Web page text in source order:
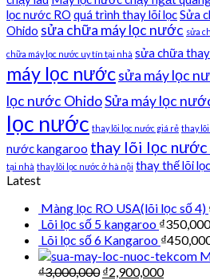
lọc nước RO quá trình thay lõi lọcSửa
Ohido sửa chữa máy lọc nước sửa
chữa máy lọc nước uy tín tại nhà sửa chữa
máy lọc nướcsửa máy lọc
lọc nước OhidoSửa máy lọc
lọc nước thay lõi lọc nước giá rẻ thay
nước kangaroo thay lõi lọc nước
tại nhà thay lõi lọc nước ở hà nội thay thế lõi
Latest
Màng lọc RO USA(lõi lọc số 4)
Lõi lọc số 5 kangaroo ₫350,000
Lõi lọc số 6 Kangaroo ₫
₫3,000,000 ₫2,900,000